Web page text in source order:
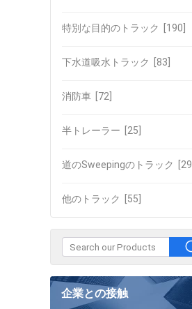
特別な目的のトラック [190]
下水道吸水トラック [83]
消防車 [72]
半トレーラー [25]
道のSweepingのトラック [29]
他のトラック [55]
企業との接触